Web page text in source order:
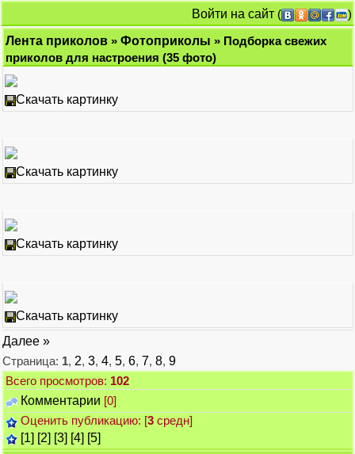
Войти на сайт (
)
Лента приколов » Фотоприколы » Подборка свежих
приколов для настроения (35 фото)
Скачать картинку
Скачать картинку
Скачать картинку
Скачать картинку
Далее »
Страница: 1, 2, 3, 4, 5, 6, 7, 8, 9
Всего просмотров: 102
Комментарии [0]
Оценить публикацию: [3 средн]
[1] [2] [3] [4] [5]